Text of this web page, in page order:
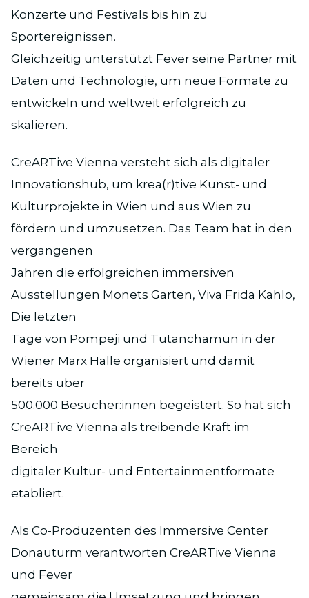
Konzerte und Festivals bis hin zu
Sportereignissen.
Gleichzeitig unterstützt Fever seine Partner mit
Daten und Technologie, um neue Formate zu
entwickeln und weltweit erfolgreich zu
skalieren.
CreARTive Vienna versteht sich als digitaler
Innovationshub, um krea(r)tive Kunst- und
Kulturprojekte in Wien und aus Wien zu
fördern und umzusetzen. Das Team hat in den
vergangenen
Jahren die erfolgreichen immersiven
Ausstellungen Monets Garten, Viva Frida Kahlo,
Die letzten
Tage von Pompeji und Tutanchamun in der
Wiener Marx Halle organisiert und damit
bereits über
500.000 Besucher:innen begeistert. So hat sich
CreARTive Vienna als treibende Kraft im
Bereich
digitaler Kultur- und Entertainmentformate
etabliert.
Als Co-Produzenten des Immersive Center
Donauturm verantworten CreARTive Vienna
und Fever